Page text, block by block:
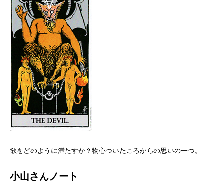
欲をどのように満たすか？物心ついたころからの思いの一つ。
小山さんノート